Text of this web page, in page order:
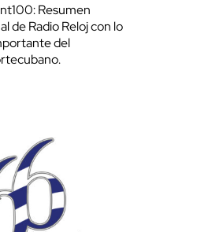
Resumen
de Radio Reloj con lo
del